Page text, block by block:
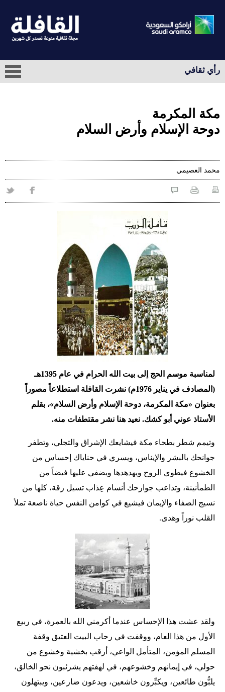
رأي ثقافي
مكة المكرمة
دوحة الإسلام وأرض السلام
محمد العصيمي
لمناسبة موسم الحج إلى بيت الله الحرام في عام 1395هـ
(المصادف في يناير 1976م) نشرت القافلة استطلاعاً مصوراً
بعنوان «مكة المكرمة، دوحة الإسلام وأرض السلام»، بقلم
الأستاذ عوني أبو كشك. نعيد هنا نشر مقتطفات منه.
وتيمم شطر بطحاء مكة فيشايعك الإشراق والتجلي، وتطفر
جوانحك بالبشر والإيناس، ويسري في حناياك إحساس من
الخشوع فيطوي الروح ويهدهدها ويضفي عليها فيضاً من
الطمأنينة، وتداعب جوارحك أنسام عِذاب تسيل رقة، كلها من
نسيج الصفاء والإيمان فيشيع في كوامن النفس حياة ناصعة تملأ
القلب نوراً وهدى.
ولقد عشت هذا الإحساس عندما أكرمني الله بالعمرة، في ربيع
الأول من هذا العام، ووقفت في رحاب البيت العتيق وقفة
المسلم المؤمن، المتأمل الواعي، أرقب بخشية وخشوع من
حولي، في إيمانهم وخشوعهم، في لهفتهم يشرئبون نحو الخالق،
يلبُّون طائعين، ويكبِّرون خاشعين، ويدعون ضارعين، ويبتهلون